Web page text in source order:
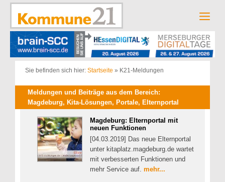
Zum
springen
Sie befinden sich hier: Startseite » K21-Meldungen
Meldungen und Beiträge aus dem Bereich:
Magdeburg, Kita-Lösungen, Portale, Elternportal
Magdeburg: Elternportal mit
neuen Funktionen
[04.03.2019] Das neue Elternportal
unter kitaplatz.magdeburg.de wartet
mit verbesserten Funktionen und
mehr Service auf. mehr...